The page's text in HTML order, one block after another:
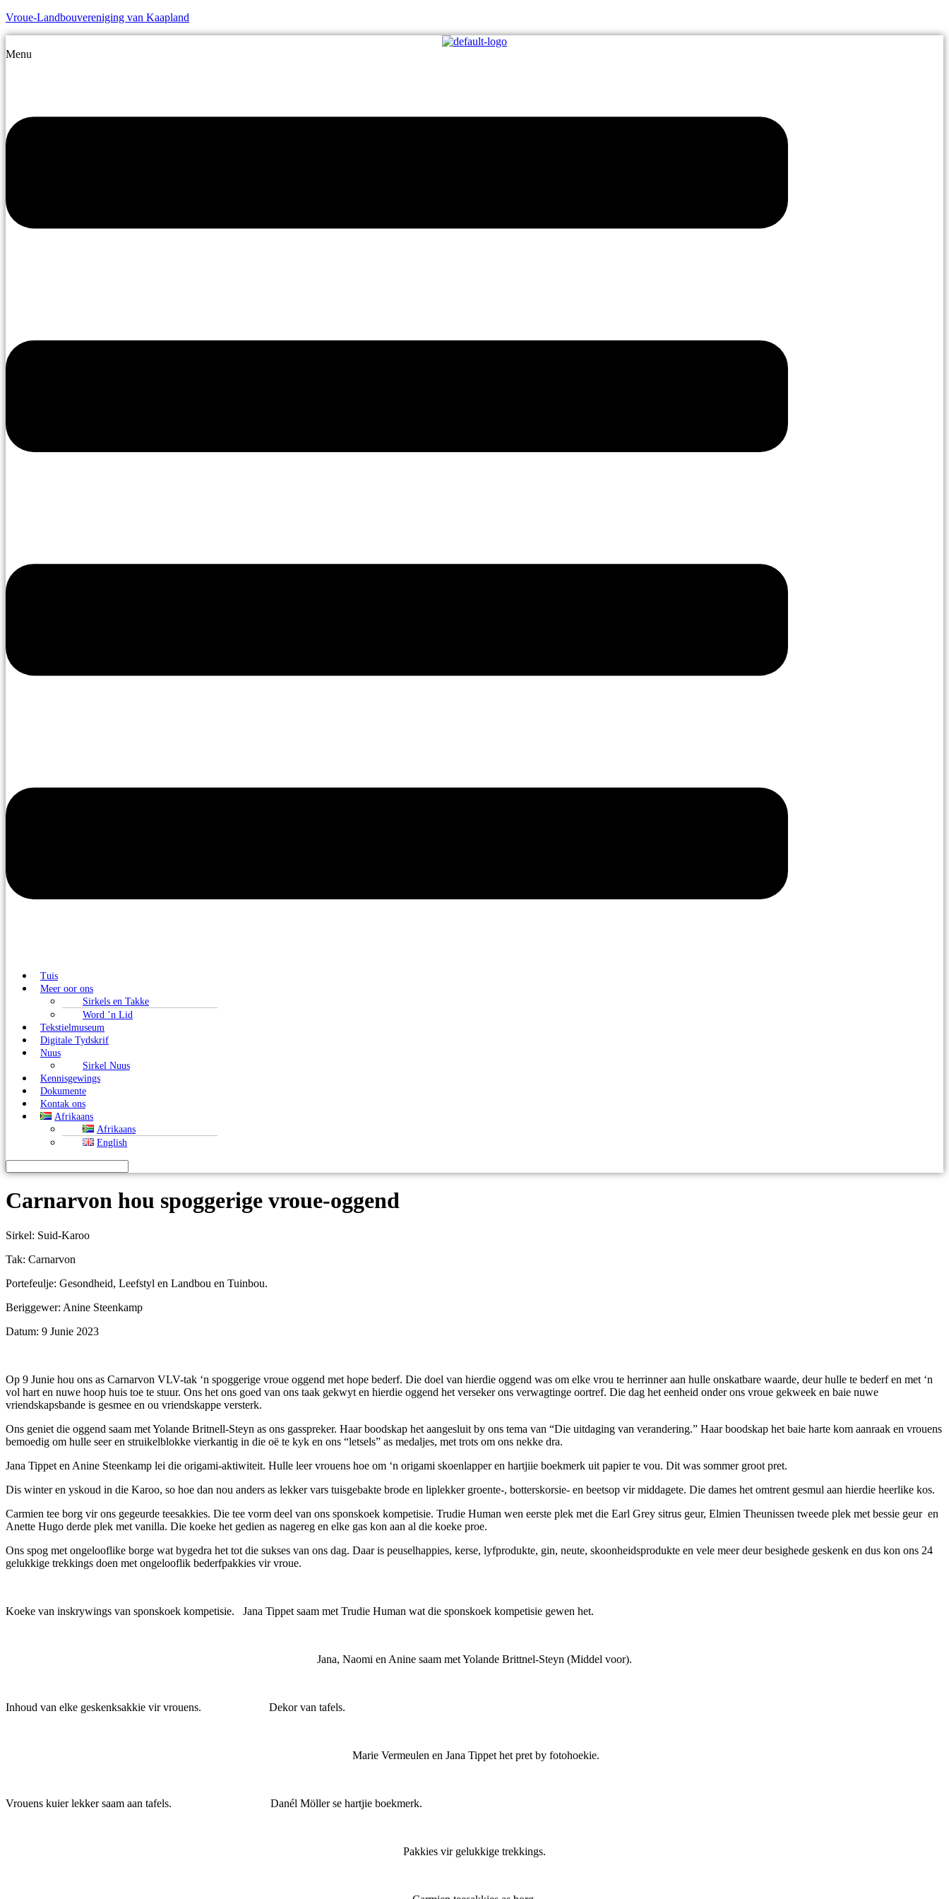
Vroue-Landbouvereniging van Kaapland
Menu
Tuis
Meer oor ons
Sirkels en Takke
Word ’n Lid
Tekstielmuseum
Digitale Tydskrif
Nuus
Sirkel Nuus
Kennisgewings
Dokumente
Kontak ons
Afrikaans
Afrikaans
English
Carnarvon hou spoggerige vroue-oggend
Sirkel: Suid-Karoo
Tak: Carnarvon
Portefeulje: Gesondheid, Leefstyl en Landbou en Tuinbou.
Beriggewer: Anine Steenkamp
Datum: 9 Junie 2023
Op 9 Junie hou ons as Carnarvon VLV-tak ‘n spoggerige vroue oggend met hope bederf. Die doel van hierdie oggend was om elke vrou te herrinner aan hulle onskatbare waarde, deur hulle te bederf en met ‘n
vol hart en nuwe hoop huis toe te stuur. Ons het ons goed van ons taak gekwyt en hierdie oggend het verseker ons verwagtinge oortref. Die dag het eenheid onder ons vroue gekweek en baie nuwe
vriendskapsbande is gesmee en ou vriendskappe versterk.
Ons geniet die oggend saam met Yolande Britnell-Steyn as ons gasspreker. Haar boodskap het aangesluit by ons tema van “Die uitdaging van verandering.” Haar boodskap het baie harte kom aanraak en vrouens
bemoedig om hulle seer en struikelblokke vierkantig in die oë te kyk en ons “letsels” as medaljes, met trots om ons nekke dra.
Jana Tippet en Anine Steenkamp lei die origami-aktiwiteit. Hulle leer vrouens hoe om ‘n origami skoenlapper en hartjiie boekmerk uit papier te vou. Dit was sommer groot pret.
Dis winter en yskoud in die Karoo, so hoe dan nou anders as lekker vars tuisgebakte brode en liplekker groente-, botterskorsie- en beetsop vir middagete. Die dames het omtrent gesmul aan hierdie heerlike kos.
Carmien tee borg vir ons gegeurde teesakkies. Die tee vorm deel van ons sponskoek kompetisie. Trudie Human wen eerste plek met die Earl Grey sitrus geur, Elmien Theunissen tweede plek met bessie geur en
Anette Hugo derde plek met vanilla. Die koeke het gedien as nagereg en elke gas kon aan al die koeke proe.
Ons spog met ongelooflike borge wat bygedra het tot die sukses van ons dag. Daar is peuselhappies, kerse, lyfprodukte, gin, neute, skoonheidsprodukte en vele meer deur besighede geskenk en dus kon ons 24
gelukkige trekkings doen met ongelooflik bederfpakkies vir vroue.
Koeke van inskrywings van sponskoek kompetisie. Jana Tippet saam met Trudie Human wat die sponskoek kompetisie gewen het.
Jana, Naomi en Anine saam met Yolande Brittnel-Steyn (Middel voor).
Inhoud van elke geskenksakkie vir vrouens. Dekor van tafels.
Marie Vermeulen en Jana Tippet het pret by fotohoekie.
Vrouens kuier lekker saam aan tafels. Danél Möller se hartjie boekmerk.
Pakkies vir gelukkige trekkings.